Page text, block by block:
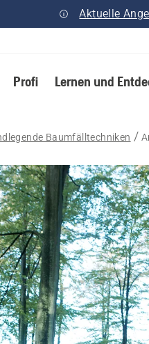
Aktuelle
Profi Lernen und
Baumfälltechniken